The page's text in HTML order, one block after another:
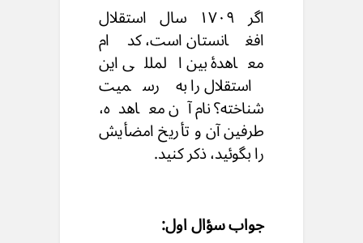
اگر ۱۷۰۹ سال استقلال
افغانستان است، کدام
معاهدۀ بین المللی این
استقلال را به رسمیت
شناخته؟ نام آن معاهده،
طرفین آن و تأریخ امضأیش
را بگوئید، ذکر کنید.
جواب سؤال اول: